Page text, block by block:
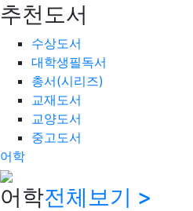
추천도서
수상도서
대학생필독서
총서(시리즈)
교재도서
교양도서
중고도서
어학
어학전체보기 >